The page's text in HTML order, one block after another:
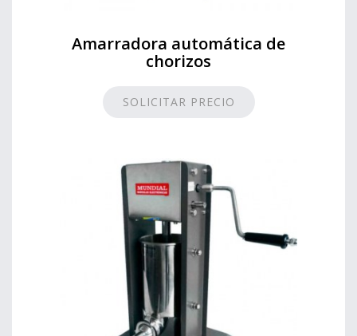
Amarradora automática de
chorizos
SOLICITAR PRECIO